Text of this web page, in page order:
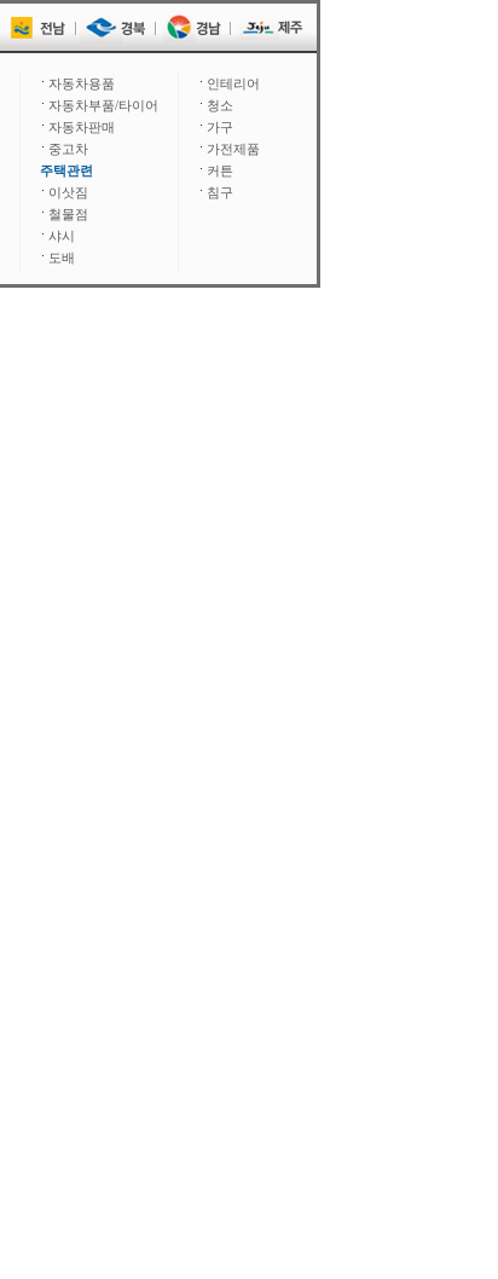
자동차용품
자동차부품/타이어
자동차판매
중고차
주택관련
이삿짐
철물점
샤시
도배
인테리어
청소
가구
가전제품
커튼
침구